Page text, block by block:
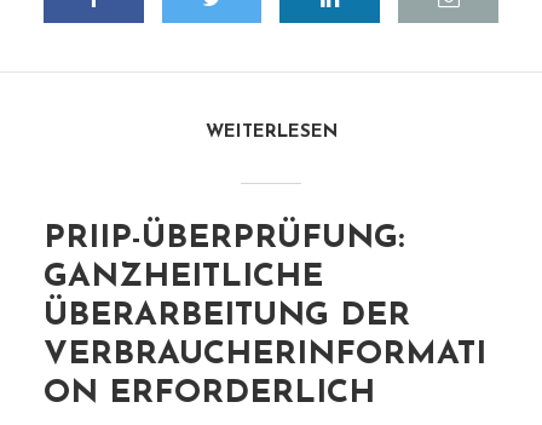
WEITERLESEN
PRIIP-ÜBERPRÜFUNG:
GANZHEITLICHE
ÜBERARBEITUNG DER
VERBRAUCHERINFORMATI
ON ERFORDERLICH